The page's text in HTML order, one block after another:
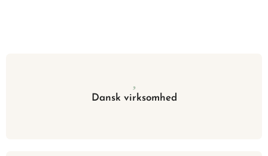
Dansk virksomhed